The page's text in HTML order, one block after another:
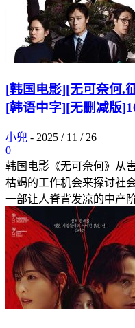
[韩国电影][无可奈何.
[韩语中字][无删减版
小兜 - 2025 / 11 / 26
0
韩国电影《无可奈何》从
枯竭的工作机会来探讨社
一部让人脊背发凉的中产